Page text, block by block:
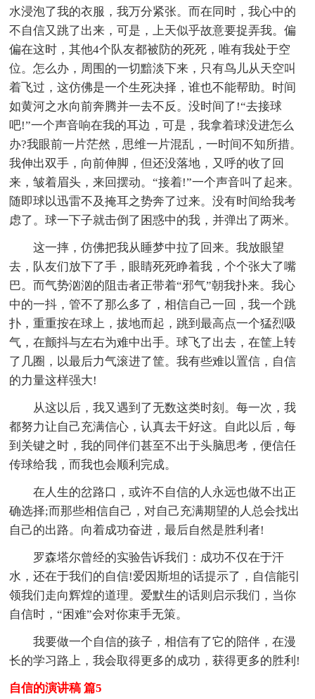
水浸泡了我的衣服，我万分紧张。而在同时，我心中的
不自信又跳了出来，可是，上天似乎故意要捉弄我。偏
偏在这时，其他4个队友都被防的死死，唯有我处于空
位。怎么办，周围的一切黯淡下来，只有鸟儿从天空叫
着飞过，这仿佛是一个生死决择，谁也不能帮助。时间
如黄河之水向前奔腾并一去不反。没时间了!“去接球
吧!”一个声音响在我的耳边，可是，我拿着球没进怎么
办?我眼前一片茫然，思维一片混乱，一时间不知所措。
我伸出双手，向前伸脚，但还没落地，又呼的收了回
来，皱着眉头，来回摆动。“接着!”一个声音叫了起来。
随即球以迅雷不及掩耳之势奔了过来。没有时间给我考
虑了。球一下子就击倒了困惑中的我，并弹出了两米。
这一摔，仿佛把我从睡梦中拉了回来。我放眼望
去，队友们放下了手，眼睛死死睁着我，个个张大了嘴
巴。而气势汹汹的阻击者正带着“邪气”朝我扑来。我心
中的一抖，管不了那么多了，相信自己一回，我一个跳
扑，重重按在球上，拔地而起，跳到最高点一个猛烈吸
气，在颤抖与左右为难中出手。球飞了出去，在筐上转
了几圈，以最后力气滚进了筐。我有些难以置信，自信
的力量这样强大!
从这以后，我又遇到了无数这类时刻。每一次，我
都努力让自己充满信心，认真去干好这。自此以后，每
到关键之时，我的同伴们甚至不出于头脑思考，便信任
传球给我，而我也会顺利完成。
在人生的岔路口，或许不自信的人永远也做不出正
确选择;而那些相信自己，对自己充满期望的人总会找出
自己的出路。向着成功奋进，最后自然是胜利者!
罗森塔尔曾经的实验告诉我们：成功不仅在于汗
水，还在于我们的自信!爱因斯坦的话提示了，自信能引
领我们走向辉煌的道理。爱默生的话则启示我们，当你
自信时，“困难”会对你束手无策。
我要做一个自信的孩子，相信有了它的陪伴，在漫
长的学习路上，我会取得更多的成功，获得更多的胜利!
自信的演讲稿 篇5